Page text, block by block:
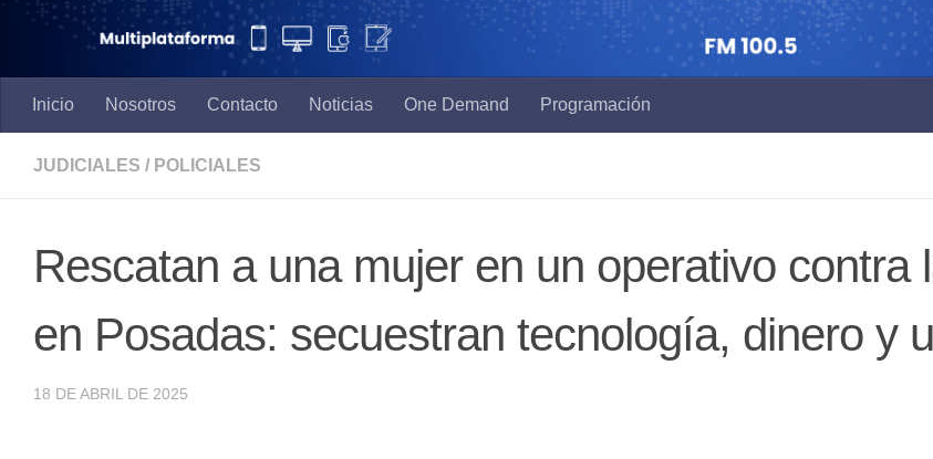
Inicio Nosotros Contacto Noticias One Demand Programación
JUDICIALES / POLICIALES
Rescatan a una mujer en un operativo contra
en Posadas: secuestran tecnología, dinero y
18 DE ABRIL DE 2025